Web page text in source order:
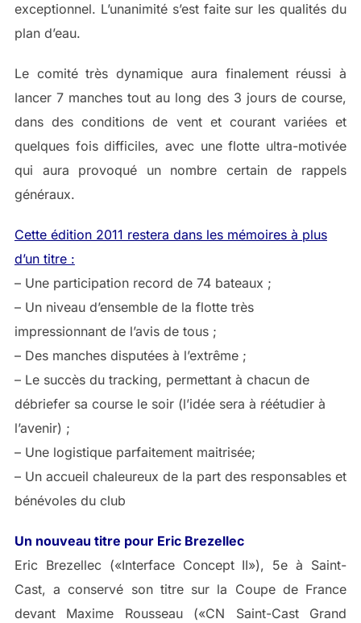
exceptionnel. L’unanimité s’est faite sur les qualités du
plan d’eau.
Le comité très dynamique aura finalement réussi à
lancer 7 manches tout au long des 3 jours de course,
dans des conditions de vent et courant variées et
quelques fois difficiles, avec une flotte ultra-motivée
qui aura provoqué un nombre certain de rappels
généraux.
Cette édition 2011 restera dans les mémoires à plus
d’un titre :
– Une participation record de 74 bateaux ;
– Un niveau d’ensemble de la flotte très
impressionnant de l’avis de tous ;
– Des manches disputées à l’extrême ;
– Le succès du tracking, permettant à chacun de
débriefer sa course le soir (l’idée sera à réétudier à
l’avenir) ;
– Une logistique parfaitement maitrisée;
– Un accueil chaleureux de la part des responsables et
bénévoles du club
Un nouveau titre pour Eric Brezellec
Eric Brezellec («Interface Concept II»), 5e à Saint-
Cast, a conservé son titre sur la Coupe de France
devant Maxime Rousseau («CN Saint-Cast Grand